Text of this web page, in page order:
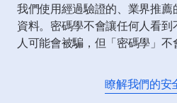
我們使用經過驗證的、業界推
資料。密碼學不會讓任何人看
人可能會被騙，但「密碼學」不
瞭解我們的安